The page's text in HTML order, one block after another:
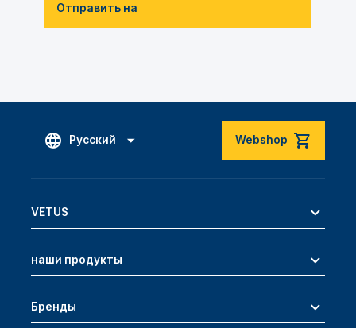
Отправить на
Русский Webshop
VETUS
наши продукты
Бренды